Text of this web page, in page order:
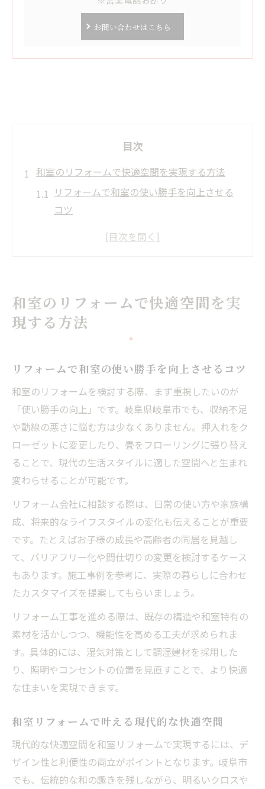
お問い合わせはこちら
目次
和室のリフォームで快適空間を実現する方法
リフォームで和室の使い勝手を向上させる
コツ
和室リフォームで叶える現代的な快適空間
ム
暮らしを変える和室リフォームの工夫
リフォームで収納力と動線を見直すアイデ
ア
家族の生活に合わせた和室リフォーム術
和の趣きを感じる快適な空間づくり
リフォームで叶える理想の和室の実現例
快適さ重視なら和室リフォームを検討
快適さを高めるリフォームの工夫ポイント
リフォームで和室を理想の居住空間へ変え
る
和室リフォームで実現する生活の質向上
快適な毎日に繋がる和室リフォームの事例
暮らし方に合わせたリフォームプランを考
和風の趣と機能性の両立リフォーム術
リフォームで和風らしさと便利さを両立
機能性を追求した和室リフォームのコツ
和の趣きを残すモダンリフォーム実践例
伝統美と便利さを融合するリフォーム
岐阜市で叶える和室快適化の実践アイデア
快適化を実現するリフォームの最新アイデ
ア
和室のリフォームで快適空間を実
現する方法
リフォームで和室の使い勝手を向上させるコツ
和室のリフォームを検討する際、まず重視したいのが
「使い勝手の向上」です。岐阜県岐阜市でも、収納不足
や動線の悪さに悩む方は少なくありません。押入れをク
ローゼットに変更したり、畳をフローリングに張り替え
ることで、現代の生活スタイルに適した空間へと生まれ
変わらせることが可能です。
リフォーム会社に相談する際は、日常の使い方や家族構
成、将来的なライフスタイルの変化も伝えることが重要
です。たとえばお子様の成長や高齢者の同居を見越し
て、バリアフリー化や間仕切りの変更を検討するケース
もあります。施工事例を参考に、実際の暮らしに合わせ
たカスタマイズを提案してもらいましょう。
リフォーム工事を進める際は、既存の構造や和室特有の
素材を活かしつつ、機能性を高める工夫が求められま
す。具体的には、湿気対策として調湿建材を採用した
り、照明やコンセントの位置を見直すことで、より快適
な住まいを実現できます。
和室リフォームで叶える現代的な快適空間
現代的な快適空間を和室リフォームで実現するには、デ
ザイン性と利便性の両立がポイントとなります。岐阜市
でも、伝統的な和の趣きを残しながら、明るいクロスや